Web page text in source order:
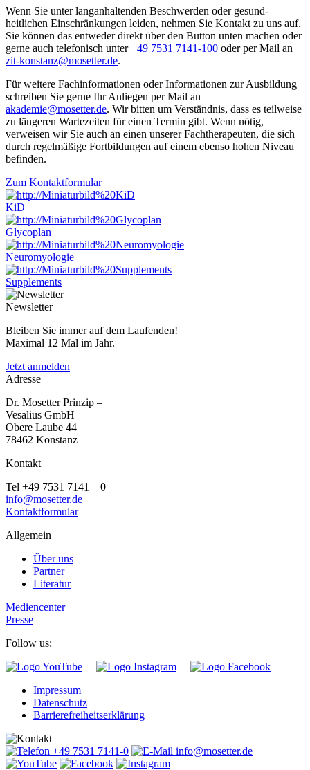
Wenn Sie unter lang­anhaltenden Be­schwer­den oder gesund­
heitlichen Ein­schränk­ungen leiden, nehmen Sie Kon­takt zu uns auf.
Sie können das entweder direkt über den Button unten machen oder
gerne auch tele­fonisch unter+49 7531 7141-100 oder per Mail an
zit-konstanz@mosetter.de.
Für weitere Fach­infor­mationen oder In­for­ma­tionen zur Aus­bildung
schreiben Sie gerne Ihr An­liegen per Mail an
akademie@mosetter.de. Wir bitten um Ver­ständnis, dass es teilweise
zu längeren Warte­zeiten für einen Termin gibt. Wenn nötig,
verweisen wir Sie auch an einen unserer Fach­therapeuten, die sich
durch regel­mäßige Fort­bildungen auf einem ebenso hohen Ni­veau
befinden.
Zum Kontaktformular
KiD
Glycoplan
Neuromyologie
Supplements
Newsletter
Bleiben Sie immer auf dem Laufenden!
Maximal 12 Mal im Jahr.
Jetzt anmelden
Adresse
Dr. Mosetter Prinzip –
Vesalius GmbH
Obere Laube 44
78462 Konstanz
Kontakt
Tel +49 7531 7141 – 0
info@mosetter.de
Kontaktformular
Allgemein
Über uns
Partner
Literatur
Mediencenter
Presse
Follow us:
Impressum
Datenschutz
Barrierefreiheitserklärung
+49 7531 7141-0 info@mosetter.de